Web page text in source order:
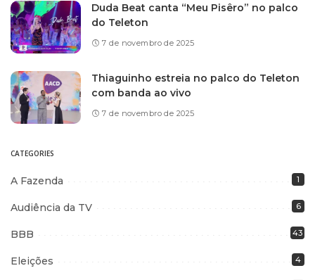
Duda Beat canta “Meu Pisêro” no palco
do Teleton
7 de novembro de 2025
Thiaguinho estreia no palco do Teleton
com banda ao vivo
7 de novembro de 2025
CATEGORIES
A Fazenda 1
Audiência da TV 6
BBB 43
Eleições 4